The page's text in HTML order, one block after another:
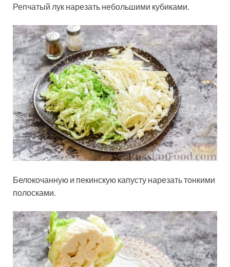
Репчатый лук нарезать небольшими кубиками.
Белокочанную и пекинскую капусту нарезать тонкими
полосками.